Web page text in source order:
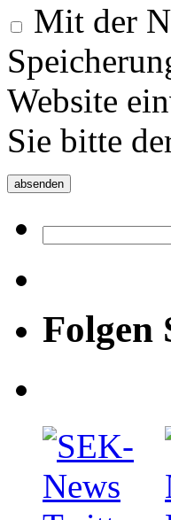
Mit der
Website
Sie bitte
Folgen